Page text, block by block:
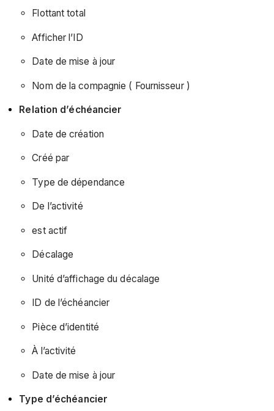
Flottant total
Afficher l’ID
Date de mise à jour
Nom de la compagnie ( Fournisseur )
Relation d’échéancier
Date de création
Créé par
Type de dépendance
De l’activité
est actif
Décalage
Unité d’affichage du décalage
ID de l’échéancier
Pièce d’identité
À l’activité
Date de mise à jour
Type d’échéancier